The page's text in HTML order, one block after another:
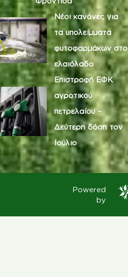
Νέοι κανόνες για
τα υπολείμματα
φυτοφαρμάκων στο
ελαιόλαδο
Επιστροφή ΕΦΚ
αγροτικού
πετρελαίου –
Δεύτερη δόση τον
Ιούλιο
Powered
by